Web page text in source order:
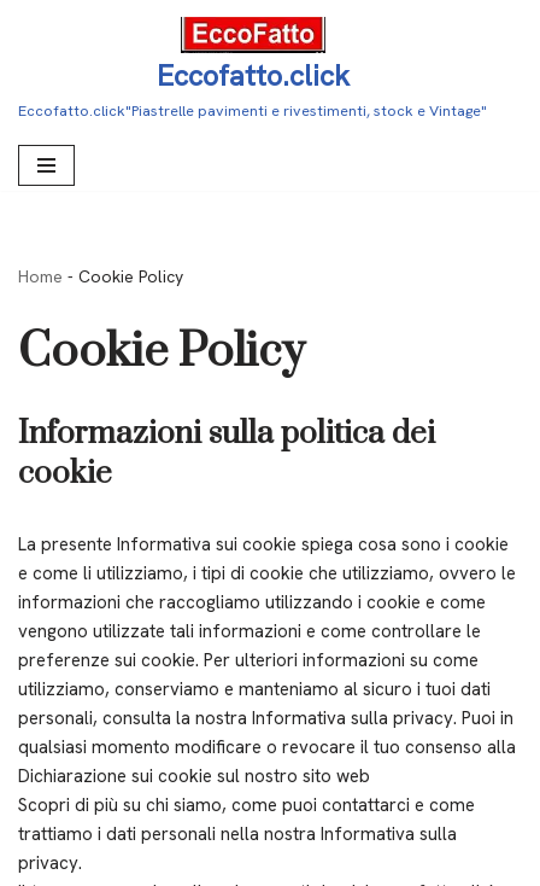
contenuto
Eccofatto.click
Eccofatto.click"Piastrelle pavimenti e rivestimenti, stock e Vintage"
Home - Cookie Policy
Cookie Policy
Informazioni sulla politica dei
cookie
La presente Informativa sui cookie spiega cosa sono i cookie
e come li utilizziamo, i tipi di cookie che utilizziamo, ovvero le
informazioni che raccogliamo utilizzando i cookie e come
vengono utilizzate tali informazioni e come controllare le
preferenze sui cookie. Per ulteriori informazioni su come
utilizziamo, conserviamo e manteniamo al sicuro i tuoi dati
personali, consulta la nostra Informativa sulla privacy. Puoi in
qualsiasi momento modificare o revocare il tuo consenso alla
Dichiarazione sui cookie sul nostro sito web
Scopri di più su chi siamo, come puoi contattarci e come
trattiamo i dati personali nella nostra Informativa sulla
privacy.